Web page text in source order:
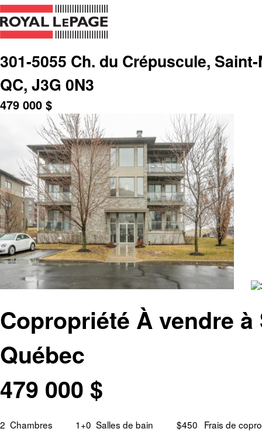
301-5055 Ch. du Crépuscule,
QC, J3G 0N3
479 000 $
Copropriété À vendre
Québec
479 000 $
2 Chambres 1+0 Salles de bain $450 Frais de